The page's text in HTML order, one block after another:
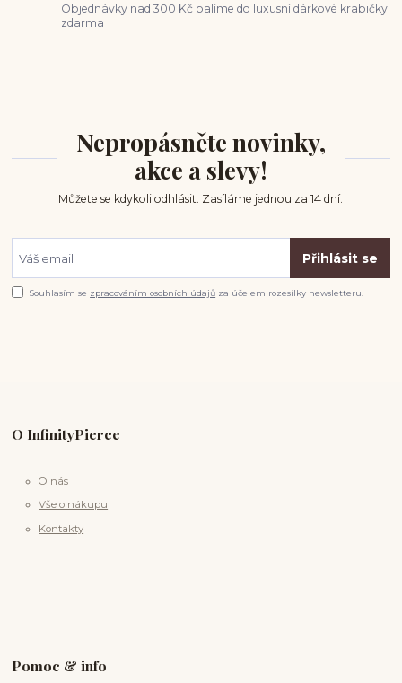
Objednávky nad 300 Kč balíme do luxusní dárkové krabičky
zdarma
Nepropásněte novinky,
akce a slevy!
Můžete se kdykoli odhlásit. Zasíláme jednou za 14 dní.
Přihlásit se
Souhlasím se zpracováním osobních údajů za účelem rozesílky newsletteru.
O InfinityPierce
O nás
Vše o nákupu
Kontakty
Pomoc & info